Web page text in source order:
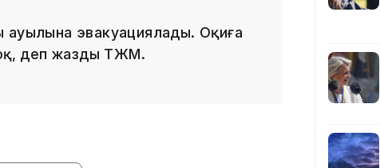
эвакуациялады. Оқиға
деп жазды ТЖМ.
21:00